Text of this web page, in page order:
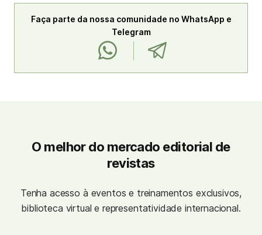
Faça parte da nossa comunidade no WhatsApp e
Telegram
O melhor do mercado editorial de
revistas
Tenha acesso à eventos e treinamentos exclusivos,
biblioteca virtual e representatividade internacional.